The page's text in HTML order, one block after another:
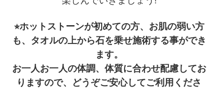
⭐︎ホットストーンが初めての方、お肌の弱い方
も、
タオルの上から石を乗せ施術する事ができ
ます。
お一人お一人の体調、体質に合わせ配慮してお
りますので、どうぞご安心してご利用くださ